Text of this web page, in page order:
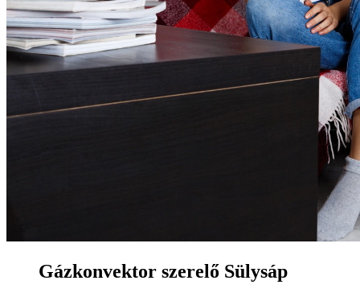
Gázkonvektor szerelő Sülysáp